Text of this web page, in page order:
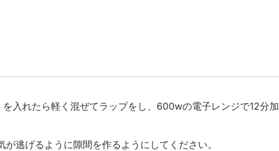
を入れたら軽く混ぜてラップをし、600wの電子レンジで12分加
逃げるように隙間を作るようにしてください。